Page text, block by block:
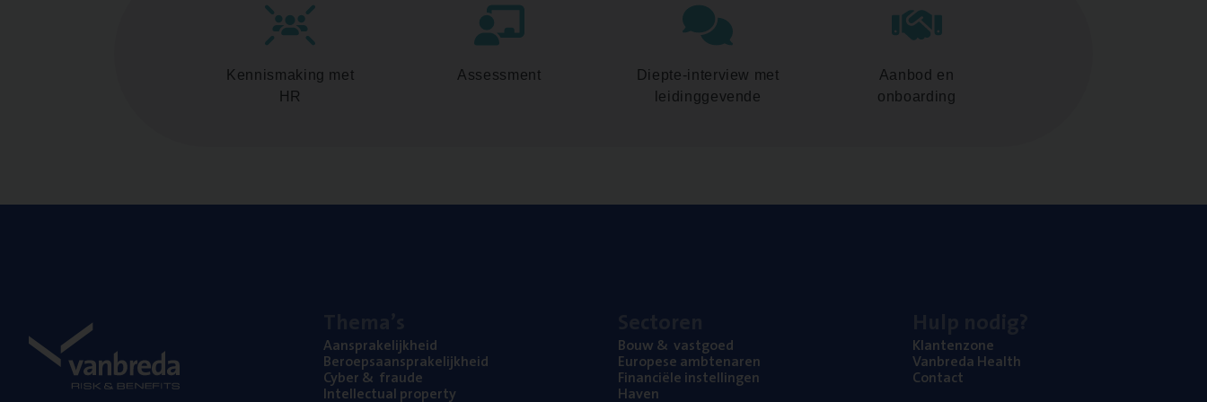
Kennismaking met
HR
Assessment
Diepte-interview met
leidinggevende
Aanbod en
onboarding
Aan­spra­ke­lijk­heid
Beroeps­aan­spra­ke­lijk­heid
Cyber& fraude
Intel­lec­tu­al property
Bouw& vastgoed
Euro­pe­se ambtenaren
Finan­ci­ë­le instellingen
Haven
Klan­ten­zo­ne
Van­b­re­da Health
Con­tact